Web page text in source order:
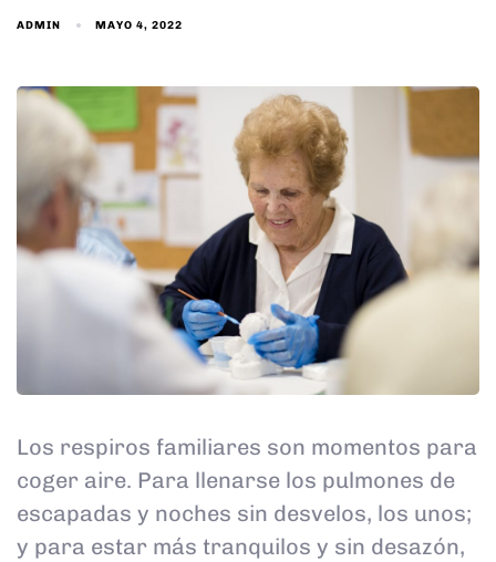
ADMIN MAYO 4, 2022
Los respiros familiares son momentos para
coger aire. Para llenarse los pulmones de
escapadas y noches sin desvelos, los unos;
y para estar más tranquilos y sin desazón,